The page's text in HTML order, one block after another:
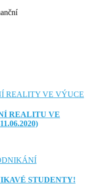
REALITY VE VÝUCE
REALITU VE
STUDENTY!